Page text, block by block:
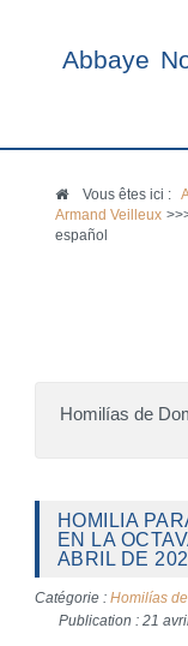
Abbaye
Vous êtes ici :
Armand Veilleux
español
Homilías de
HOMILIA
EN LA
ABRIL DE
Catégorie : Homilías
Publication : 21